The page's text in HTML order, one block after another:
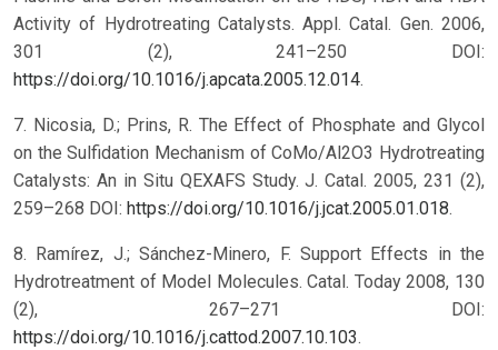
Activity of Hydrotreating Catalysts. Appl. Catal. Gen. 2006,
301 (2), 241–250 DOI:
https://doi.org/10.1016/j.apcata.2005.12.014.
7. Nicosia, D.; Prins, R. The Effect of Phosphate and Glycol
on the Sulfidation Mechanism of CoMo/Al2O3 Hydrotreating
Catalysts: An in Situ QEXAFS Study. J. Catal. 2005, 231 (2),
259–268 DOI: https://doi.org/10.1016/j.jcat.2005.01.018.
8. Ramírez, J.; Sánchez-Minero, F. Support Effects in the
Hydrotreatment of Model Molecules. Catal. Today 2008, 130
(2), 267–271 DOI:
https://doi.org/10.1016/j.cattod.2007.10.103.